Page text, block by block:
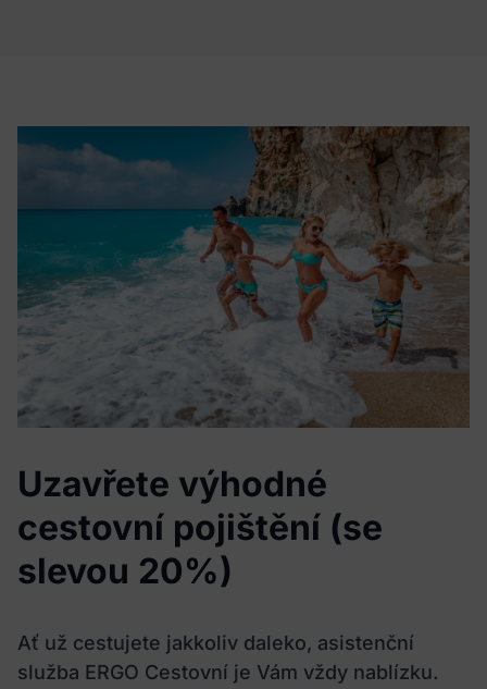
Uzavřete výhodné
cestovní pojištění (se
slevou 20%)
Ať už cestujete jakkoliv daleko, asistenční
služba ERGO Cestovní je Vám vždy nablízku.